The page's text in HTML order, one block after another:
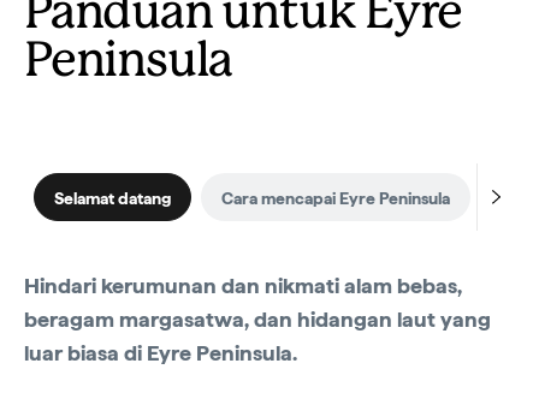
Panduan untuk Eyre
Peninsula
Selamat datang Cara mencapai Eyre Peninsula
Hindari kerumunan dan nikmati alam bebas,
beragam margasatwa, dan hidangan laut yang
luar biasa di Eyre Peninsula.